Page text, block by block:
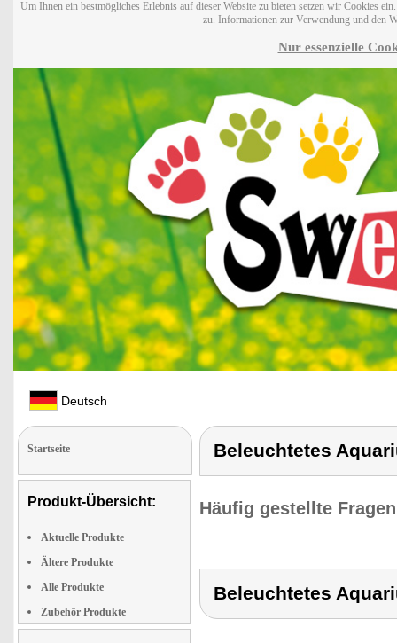
Um Ihnen ein bestmögliches Erlebnis auf dieser Website zu bieten setzen wir Cookies
zu. Informationen zur Verwendung und den
Nur essenzielle
Deutsch
Startseite
Produkt-Übersicht:
Aktuelle Produkte
Ältere Produkte
Alle Produkte
Zubehör Produkte
Beleuchtetes
Häufig gestellte
Beleuchtetes